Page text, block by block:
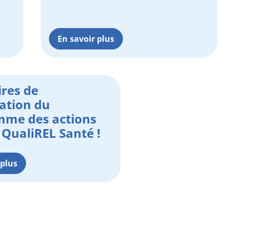
En savoir plus
de
du
des actions
Santé !